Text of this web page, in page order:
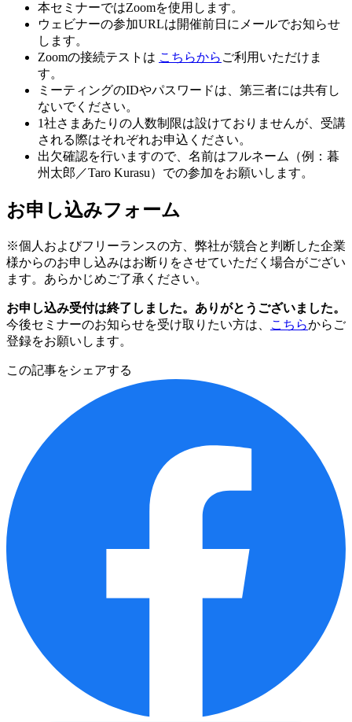
本セミナーではZoomを使用します。
ウェビナーの参加URLは開催前日にメールでお知らせ
します。
Zoomの接続テストは こちらから ご利用いただけま
す。
ミーティングのIDやパスワードは、第三者には共有し
ないでください。
1社さまあたりの人数制限は設けておりませんが、受講
される際はそれぞれお申込ください。
出欠確認を行いますので、名前はフルネーム（例：暮
州太郎／Taro Kurasu）での参加をお願いします。
お申し込みフォーム
※個人およびフリーランスの方、弊社が競合と判断した企業
様からのお申し込みはお断りをさせていただく場合がござい
ます。あらかじめご了承ください。
お申し込み受付は終了しました。ありがとうございました。
今後セミナーのお知らせを受け取りたい方は、
こちらからご
登録をお願いします。
この記事をシェアする